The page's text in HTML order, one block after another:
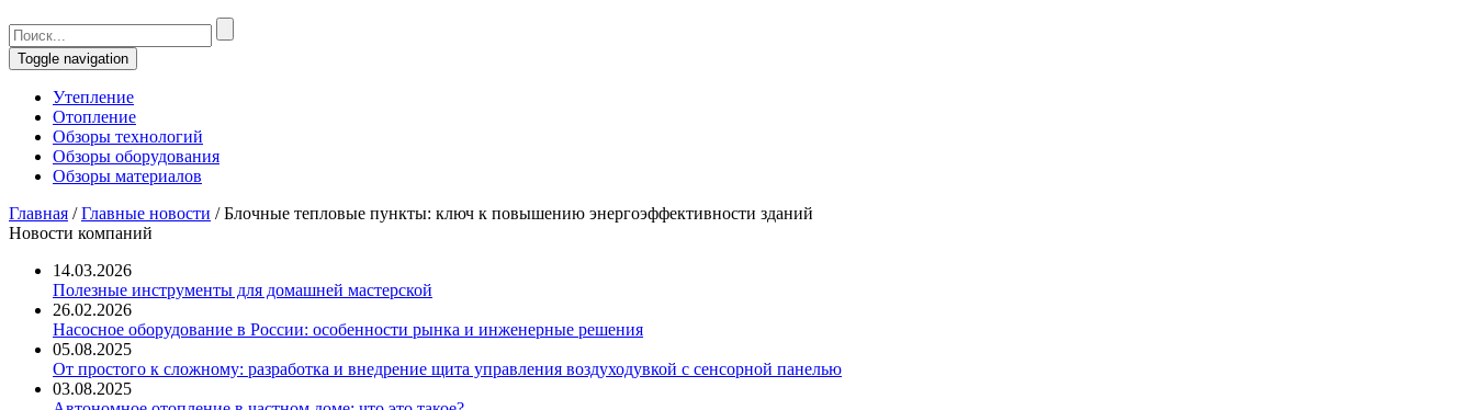
Toggle navigation
Утепление
Отопление
Обзоры технологий
Обзоры оборудования
Обзоры материалов
Главная /Главные новости /Блочные тепловые пункты: ключ к повышению энергоэффективности зданий
Новости компаний
14.03.2026
Полезные инструменты для домашней мастерской
26.02.2026
Насосное оборудование в России: особенности рынка и инженерные решения
05.08.2025
От простого к сложному: разработка и внедрение щита управления воздуходувкой с сенсорной панелью
03.08.2025